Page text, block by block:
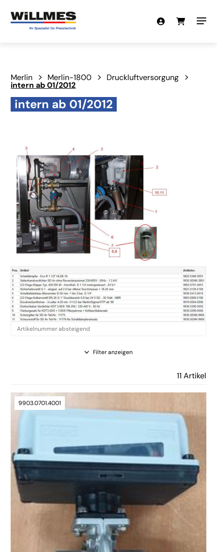
Merlin Merlin-1800 Druckluftversorgung
intern ab 01/2012
intern ab 01/2012
Filter anzeigen
11 Artikel
9903.0701.4001